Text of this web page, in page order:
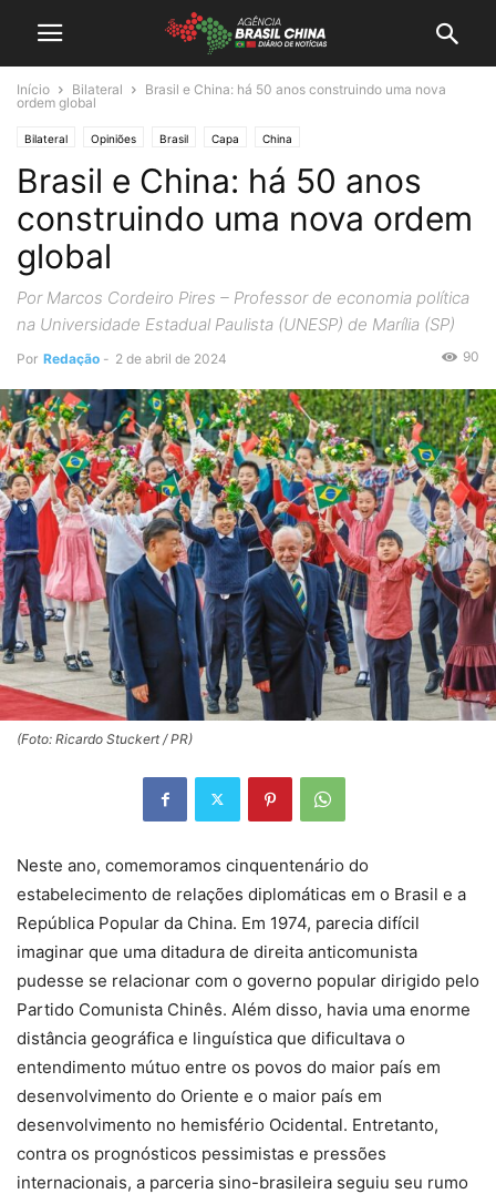
Início Bilateral
Brasil e China: há 50 anos construindo uma nova
ordem global
Bilateral Opiniões Brasil Capa China
Brasil e China: há 50 anos
construindo uma nova ordem
global
Por Marcos Cordeiro Pires – Professor de economia política
na Universidade Estadual Paulista (UNESP) de Marília (SP)
Por Redação - 2 de abril de 2024 90
(Foto: Ricardo Stuckert / PR)
Neste ano, comemoramos cinquentenário do
estabelecimento de relações diplomáticas em o Brasil e a
República Popular da China. Em 1974, parecia difícil
imaginar que uma ditadura de direita anticomunista
pudesse se relacionar com o governo popular dirigido pelo
Partido Comunista Chinês. Além disso, havia uma enorme
distância geográfica e linguística que dificultava o
entendimento mútuo entre os povos do maior país em
desenvolvimento do Oriente e o maior país em
desenvolvimento no hemisfério Ocidental. Entretanto,
contra os prognósticos pessimistas e pressões
internacionais, a parceria sino-brasileira seguiu seu rumo